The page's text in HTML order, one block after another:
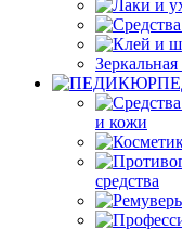
и кожи
средства